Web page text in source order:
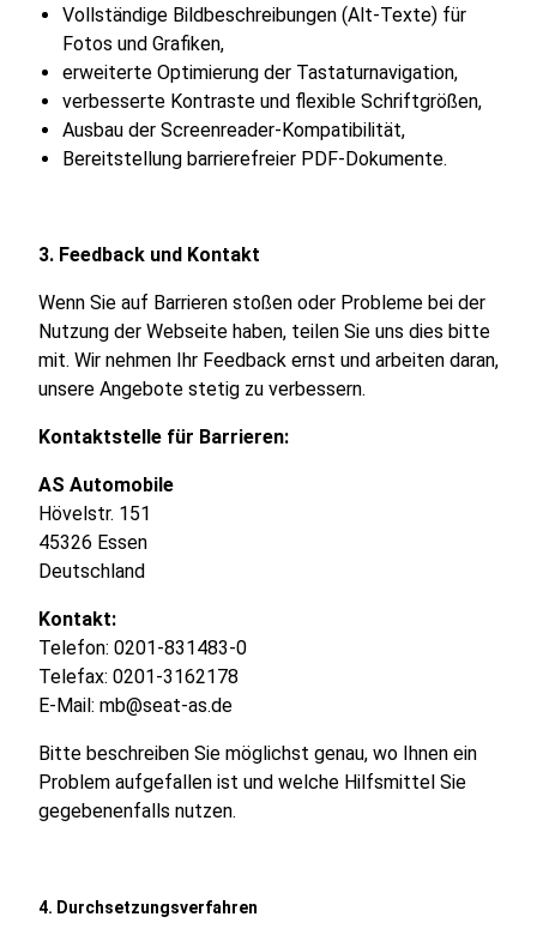
Vollständige Bildbeschreibungen (Alt-Texte) für
Fotos und Grafiken,
erweiterte Optimierung der Tastaturnavigation,
verbesserte Kontraste und flexible Schriftgrößen,
Ausbau der Screenreader-Kompatibilität,
Bereitstellung barrierefreier PDF-Dokumente.
3. Feedback und Kontakt
Wenn Sie auf Barrieren stoßen oder Probleme bei der
Nutzung der Webseite haben, teilen Sie uns dies bitte
mit. Wir nehmen Ihr Feedback ernst und arbeiten daran,
unsere Angebote stetig zu verbessern.
Kontaktstelle für Barrieren:
AS Automobile
Hövelstr. 151
45326 Essen
Deutschland
Kontakt:
Telefon: 0201-831483-0
Telefax: 0201-3162178
E-Mail: mb@seat-as.de
Bitte beschreiben Sie möglichst genau, wo Ihnen ein
Problem aufgefallen ist und welche Hilfsmittel Sie
gegebenenfalls nutzen.
4. Durchsetzungsverfahren